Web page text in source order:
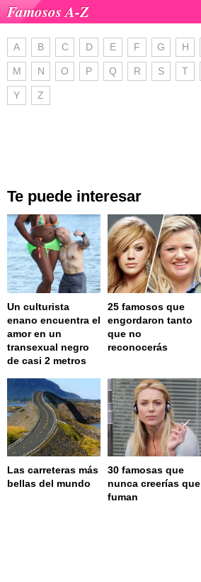
Famosos A-Z
A B C D E F G H
M N O P Q R S T
Y Z
Te puede interesar
Un culturista
enano encuentra el
amor en un
transexual negro
de casi 2 metros
25 famosos que
engordaron tanto
que no
reconocerás
Las carreteras más
bellas del mundo
30 famosas que
nunca creerías que
fuman